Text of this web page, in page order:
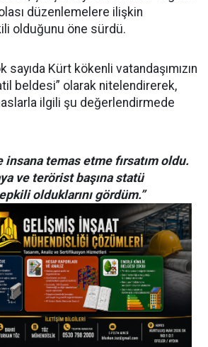
düzenlemelere ilişkin
olduğunu öne sürdü.
sayıda Kürt kökenli vatandaşımızın
beldesi” olarak nitelendirerek,
ilgili şu değerlendirmede
insana temas etme fırsatım oldu.
ve terörist başına statü
olduklarını gördüm.”